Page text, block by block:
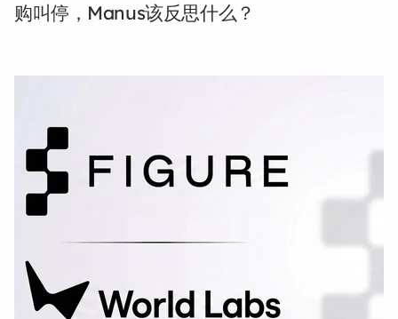
购叫停，Manus该反思什么？